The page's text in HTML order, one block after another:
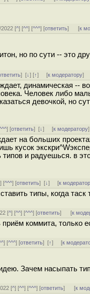
[^] [^^] [^^^] [ответить] [к
но по сути -- это
][↓] [↑] [к модератору]
динамическая --
Человек либо
девочкой,
] [ответить][↓] [к модератору]
на больших
кусок
и радуешься. в
] [^^^] [ответить][↓] [к
типы, когда таск
[^] [^^] [^^^] [ответить] [к
приём коммита, только
] [^^^] [ответить][↑] [к
Зачем насыпать
[^] [^^] [^^^] [ответить] [к